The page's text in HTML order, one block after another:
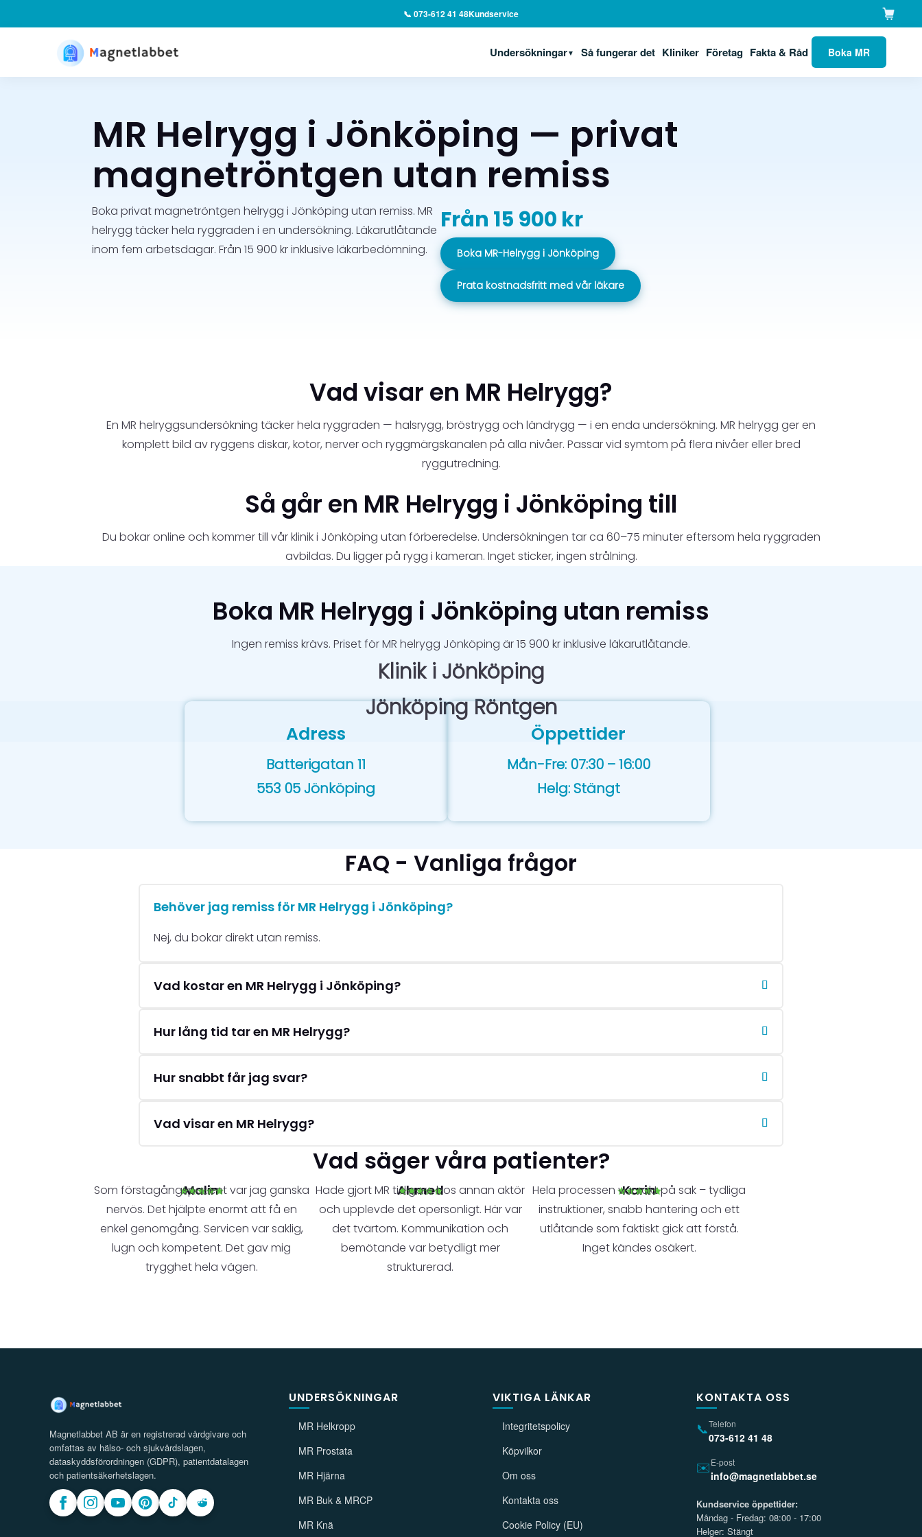
📞 073-612 41 48Kundservice
Undersökningar▼ Så fungerar det Kliniker Företag Fakta & Råd Boka MR
MR Helrygg i Jönköping — privat
magnetröntgen utan remiss
Boka privat magnetröntgen helrygg i Jönköping utan remiss. MR
helrygg täcker hela ryggraden i en undersökning. Läkarutlåtande
inom fem arbetsdagar. Från 15 900 kr inklusive läkarbedömning.
Från 15 900 kr
Boka MR-Helrygg i Jönköping
Prata kostnadsfritt med vår läkare
Vad visar en MR Helrygg?
En MR helryggsundersökning täcker hela ryggraden — halsrygg, bröstrygg och ländrygg — i en enda undersökning. MR helrygg ger en
komplett bild av ryggens diskar, kotor, nerver och ryggmärgskanalen på alla nivåer. Passar vid symtom på flera nivåer eller bred
ryggutredning.
Så går en MR Helrygg i Jönköping till
Du bokar online och kommer till vår klinik i Jönköping utan förberedelse. Undersökningen tar ca 60–75 minuter eftersom hela ryggraden
avbildas. Du ligger på rygg i kameran. Inget sticker, ingen strålning.
Boka MR Helrygg i Jönköping utan remiss
Ingen remiss krävs. Priset för MR helrygg Jönköping är 15 900 kr inklusive läkarutlåtande.
Klinik i Jönköping
Jönköping Röntgen
Adress
Batterigatan 11
553 05 Jönköping
Öppettider
Mån-Fre: 07:30 – 16:00
Helg: Stängt
FAQ - Vanliga frågor
Behöver jag remiss för MR Helrygg i Jönköping?
Nej, du bokar direkt utan remiss.
Vad kostar en MR Helrygg i Jönköping?
Hur lång tid tar en MR Helrygg?
Hur snabbt får jag svar?
Vad visar en MR Helrygg?
Vad säger våra patienter?
Malin
Som förstagångspatient var jag ganska
nervös. Det hjälpte enormt att få en
enkel genomgång. Servicen var saklig,
lugn och kompetent. Det gav mig
trygghet hela vägen.
Ahmed
Hade gjort MR tidigare hos annan aktör
och upplevde det opersonligt. Här var
det tvärtom. Kommunikation och
bemötande var betydligt mer
strukturerad.
Karin
Hela processen var rakt på sak – tydliga
instruktioner, snabb hantering och ett
utlåtande som faktiskt gick att förstå.
Inget kändes osäkert.
Magnetlabbet AB är en registrerad vårdgivare och
omfattas av hälso- och sjukvårdslagen,
dataskyddsförordningen (GDPR), patientdatalagen
och patientsäkerhetslagen.
UNDERSÖKNINGAR
MR Helkropp
MR Prostata
MR Hjärna
MR Buk & MRCP
MR Knä
VIKTIGA LÄNKAR
Integritetspolicy
Köpvilkor
Om oss
Kontakta oss
Cookie Policy (EU)
KONTAKTA OSS
📞Telefon
073-612 41 48
✉️E-post
info@magnetlabbet.se
Kundservice öppettider:
Måndag - Fredag: 08:00 - 17:00
Helger: Stängt